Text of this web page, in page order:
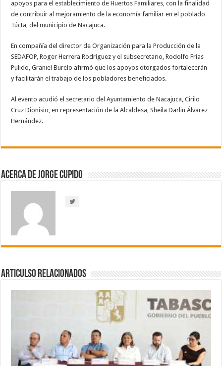
apoyos para el establecimiento de Huertos Familiares, con la finalidad
de contribuir al mejoramiento de la economía familiar en el poblado
Túcta, del municipio de Nacajuca.
En compañía del director de Organización para la Producción de la
SEDAFOP, Roger Herrera Rodríguez y el subsecretario, Rodolfo Frías
Pulido, Graniel Burelo afirmó que los apoyos otorgados fortalecerán
y facilitarán el trabajo de los pobladores beneficiados.
Al evento acudió el secretario del Ayuntamiento de Nacajuca, Cirilo
Cruz Dionisio, en representación de la Alcaldesa, Sheila Darlin Álvarez
Hernández.
Acerca de Jorge Cupido
Articulso Relacionados